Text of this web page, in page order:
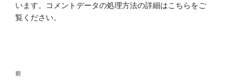
います。
コメントデータの処理方法の詳細はこちらをご
覧ください。
前
前